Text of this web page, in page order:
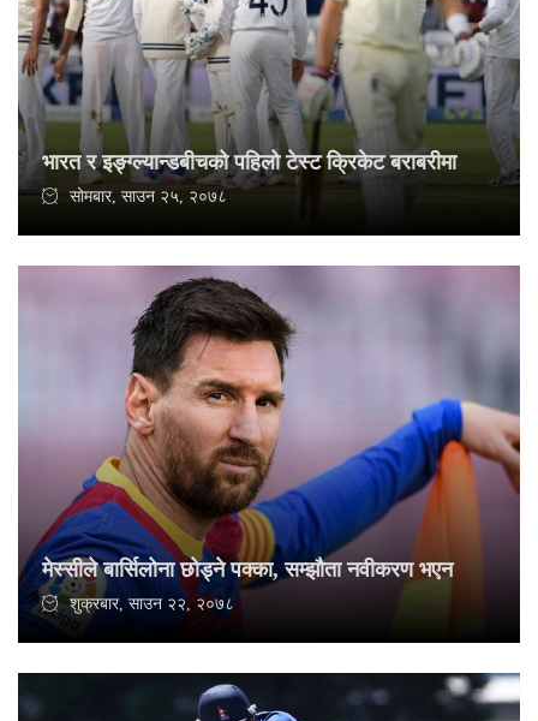
भारत र इङ्ग्ल्यान्डबीचको पहिलो टेस्ट क्रिकेट बराबरीमा
सोमबार, साउन २५, २०७८
मेस्सीले बार्सिलोना छोड्ने पक्का, सम्झौता नवीकरण भएन
शुक्रबार, साउन २२, २०७८